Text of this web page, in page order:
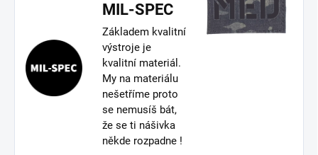
MIL-SPEC
Základem kvalitní
výstroje je
kvalitní materiál.
My na materiálu
nešetříme proto
se nemusíš bát,
že se ti nášivka
někde rozpadne !